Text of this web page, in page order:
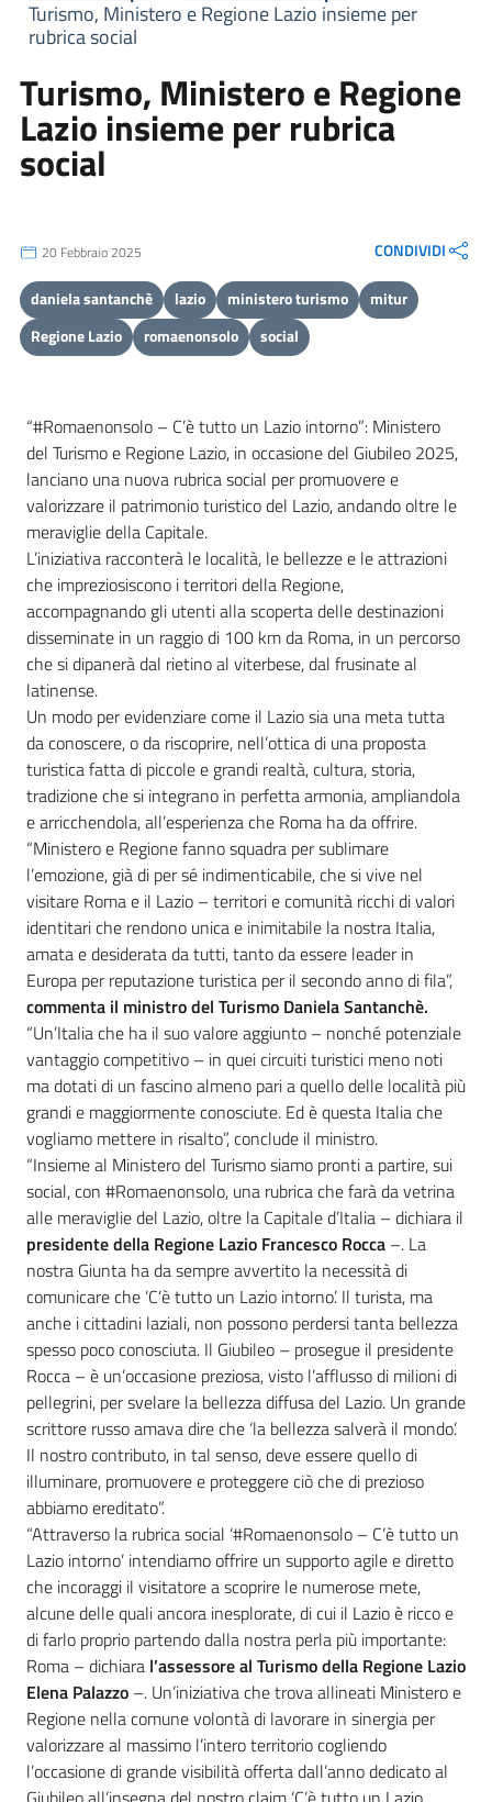
Turismo, Ministero e Regione Lazio insieme per
rubrica social
Turismo, Ministero e Regione
Lazio insieme per rubrica
social
20 Febbraio 2025 CONDIVIDI
daniela santanchè lazio ministero turismo
mitur
Regione Lazio
romaenonsolo social
“#Romaenonsolo – C’è tutto un Lazio intorno”: Ministero
del Turismo e Regione Lazio, in occasione del Giubileo 2025,
lanciano una nuova rubrica social per promuovere e
valorizzare il patrimonio turistico del Lazio, andando oltre le
meraviglie della Capitale.
L’iniziativa racconterà le località, le bellezze e le attrazioni
che impreziosiscono i territori della Regione,
accompagnando gli utenti alla scoperta delle destinazioni
disseminate in un raggio di 100 km da Roma, in un percorso
che si dipanerà dal rietino al viterbese, dal frusinate al
latinense.
Un modo per evidenziare come il Lazio sia una meta tutta
da conoscere, o da riscoprire, nell’ottica di una proposta
turistica fatta di piccole e grandi realtà, cultura, storia,
tradizione che si integrano in perfetta armonia, ampliandola
e arricchendola, all’esperienza che Roma ha da offrire.
“Ministero e Regione fanno squadra per sublimare
l’emozione, già di per sé indimenticabile, che si vive nel
visitare Roma e il Lazio – territori e comunità ricchi di valori
identitari che rendono unica e inimitabile la nostra Italia,
amata e desiderata da tutti, tanto da essere leader in
Europa per reputazione turistica per il secondo anno di fila”,
commenta il ministro del Turismo Daniela Santanchè.
“Un’Italia che ha il suo valore aggiunto – nonché potenziale
vantaggio competitivo – in quei circuiti turistici meno noti
ma dotati di un fascino almeno pari a quello delle località più
grandi e maggiormente conosciute. Ed è questa Italia che
vogliamo mettere in risalto”, conclude il ministro.
“Insieme al Ministero del Turismo siamo pronti a partire, sui
social, con #Romaenonsolo, una rubrica che farà da vetrina
alle meraviglie del Lazio, oltre la Capitale d’Italia – dichiara il
presidente della Regione Lazio Francesco Rocca –. La
nostra Giunta ha da sempre avvertito la necessità di
comunicare che ‘C’è tutto un Lazio intorno’. Il turista, ma
anche i cittadini laziali, non possono perdersi tanta bellezza
spesso poco conosciuta. Il Giubileo – prosegue il presidente
Rocca – è un’occasione preziosa, visto l’afflusso di milioni di
pellegrini, per svelare la bellezza diffusa del Lazio. Un grande
scrittore russo amava dire che ‘la bellezza salverà il mondo’.
Il nostro contributo, in tal senso, deve essere quello di
illuminare, promuovere e proteggere ciò che di prezioso
abbiamo ereditato”.
“Attraverso la rubrica social ‘#Romaenonsolo – C’è tutto un
Lazio intorno’ intendiamo offrire un supporto agile e diretto
che incoraggi il visitatore a scoprire le numerose mete,
alcune delle quali ancora inesplorate, di cui il Lazio è ricco e
di farlo proprio partendo dalla nostra perla più importante:
Roma – dichiara l’assessore al Turismo della Regione Lazio
Elena Palazzo –. Un’iniziativa che trova allineati Ministero e
Regione nella comune volontà di lavorare in sinergia per
valorizzare al massimo l’intero territorio cogliendo
l’occasione di grande visibilità offerta dall’anno dedicato al